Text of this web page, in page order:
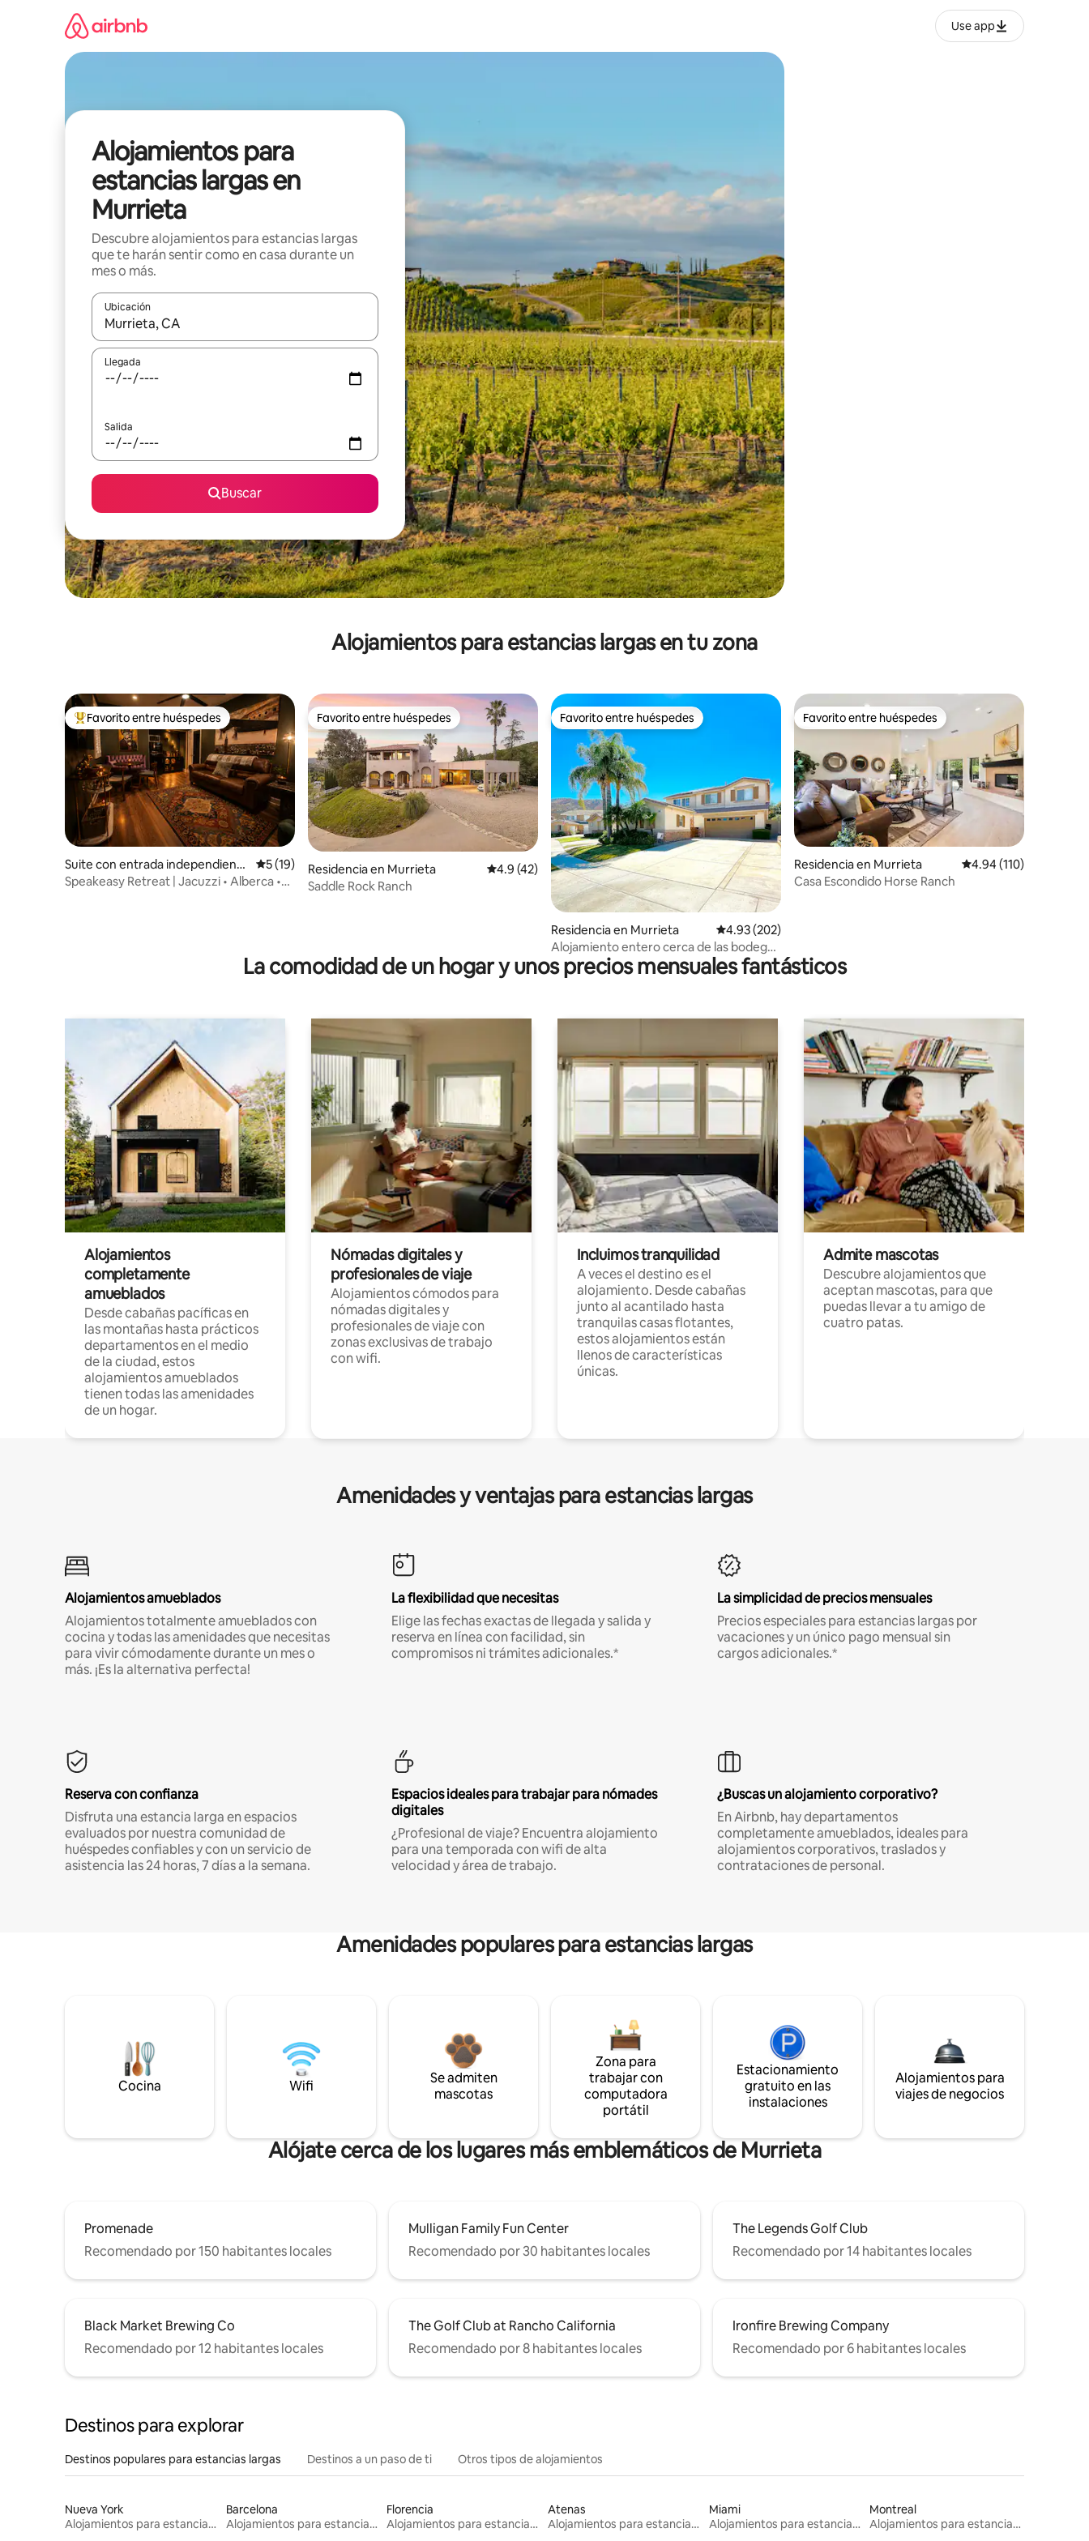
Use app
Alojamientos para
estancias largas en
Murrieta
Descubre alojamientos para estancias largas
que te harán sentir como en casa durante un
mes o más.
Ubicación
Cuando los resultados estén disponibles, podrás navegar usando las teclas de las flechas hacia arriba y hacia abajo, o bien tocando y deslizando la pantalla.
Llegada
Salida
Buscar
Alojamientos para estancias largas en tu zona
De los mejores en Favorito entre huéspedes
Favorito entre huéspedes
Suite con entrada independiente
en Murrieta
Calificación promedio: 5 de 5; 19 evaluaciones
5 (19)
Speakeasy Retreat | Jacuzzi • Alberca •
Favorito entre huéspedes
Favorito entre huéspedes
Residencia en Murrieta Calificación promedio: 4.9 de 5; 42 evaluaciones
4.9 (42)
Saddle Rock Ranch
Favorito entre huéspedes
Favorito entre huéspedes
Residencia en Murrieta Calificación promedio: 4.93 de 5; 202 evaluaciones
4.93 (202)
Alojamiento entero cerca de las bodegas
y aguas termales de Temecula
Favorito entre huéspedes
Favorito entre huéspedes
Residencia en Murrieta Calificación promedio:
4.94 (110)
Casa Escondido Horse Ranch
La comodidad de un hogar y unos precios mensuales fantásticos
Alojamientos
completamente
amueblados
Desde cabañas pacíficas en
las montañas hasta prácticos
departamentos en el medio
de la ciudad, estos
alojamientos amueblados
tienen todas las amenidades
de un hogar.
Nómadas digitales y
profesionales de viaje
Alojamientos cómodos para
nómadas digitales y
profesionales de viaje con
zonas exclusivas de trabajo
con wifi.
Incluimos tranquilidad
A veces el destino es el
alojamiento. Desde cabañas
junto al acantilado hasta
tranquilas casas flotantes,
estos alojamientos están
llenos de características
únicas.
Admite mascotas
Descubre alojamientos que
aceptan mascotas, para que
puedas llevar a tu amigo de
cuatro patas.
Amenidades y ventajas para estancias largas
Alojamientos amueblados
Alojamientos totalmente amueblados con
cocina y todas las amenidades que necesitas
para vivir cómodamente durante un mes o
más. ¡Es la alternativa perfecta!
La flexibilidad que necesitas
Elige las fechas exactas de llegada y salida y
reserva en línea con facilidad, sin
compromisos ni trámites adicionales.*
La simplicidad de precios mensuales
Precios especiales para estancias largas por
vacaciones y un único pago mensual sin
cargos adicionales.*
Reserva con confianza
Disfruta una estancia larga en espacios
evaluados por nuestra comunidad de
huéspedes confiables y con un servicio de
asistencia las 24 horas, 7 días a la semana.
Espacios ideales para trabajar para nómades
digitales
¿Profesional de viaje? Encuentra alojamiento
para una temporada con wifi de alta
velocidad y área de trabajo.
¿Buscas un alojamiento corporativo?
En Airbnb, hay departamentos
completamente amueblados, ideales para
alojamientos corporativos, traslados y
contrataciones de personal.
Amenidades populares para estancias largas
Cocina Wifi
Se admiten
mascotas
Zona para
trabajar con
computadora
portátil
Estacionamiento
gratuito en las
instalaciones
Alojamientos para
viajes de negocios
Alójate cerca de los lugares más emblemáticos de Murrieta
Promenade
Recomendado por 150 habitantes locales
Mulligan Family Fun Center
Recomendado por 30 habitantes locales
The Legends Golf Club
Recomendado por 14 habitantes locales
Black Market Brewing Co
Recomendado por 12 habitantes locales
The Golf Club at Rancho California
Recomendado por 8 habitantes locales
Ironfire Brewing Company
Recomendado por 6 habitantes locales
Destinos para explorar
Destinos populares para estancias largas Destinos a un paso de ti Otros tipos de alojamientos
Nueva York
Alojamientos para estancias largas
Barcelona
Alojamientos para estancias largas
Florencia
Alojamientos para estancias largas
Atenas
Alojamientos para estancias largas
Miami
Alojamientos para estancias largas
Montreal
Alojamientos para estancias largas